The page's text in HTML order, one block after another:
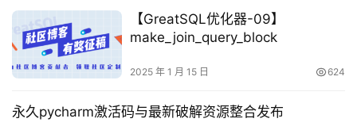
【GreatSQL优化器-09】
make_join_query_block
2025 年 1 月 15 日 624
永久pycharm激活码与最新破解资源整合发布